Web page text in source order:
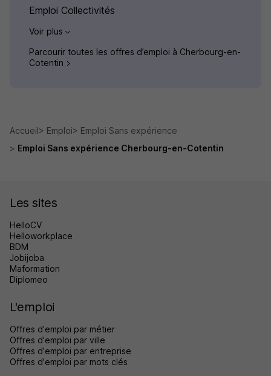
Emploi Collectivités
Voir plus
Parcourir toutes les offres d’emploi à Cherbourg-en-
Cotentin
Accueil Emploi
Emploi Sans expérience
Emploi Sans expérience Cherbourg-en-Cotentin
Les sites
HelloCV
Helloworkplace
BDM
Jobijoba
Maformation
Diplomeo
L'emploi
Offres d'emploi par métier
Offres d'emploi par ville
Offres d'emploi par entreprise
Offres d'emploi par mots clés